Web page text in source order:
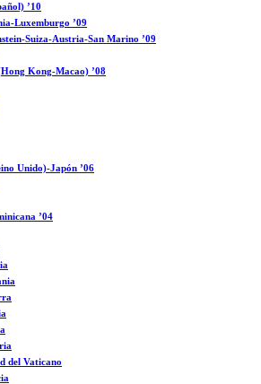
’10
Luxemburgo ’09
Suiza-Austria-San Marino ’09
Kong-Macao) ’08
Unido)-Japón ’06
’04
del Vaticano